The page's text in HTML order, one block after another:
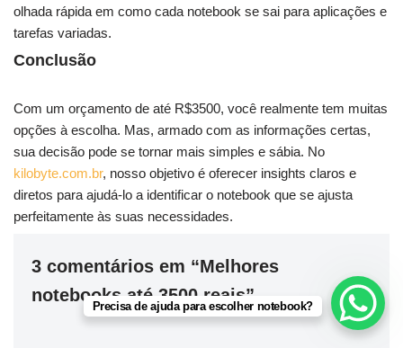
olhada rápida em como cada notebook se sai para aplicações e
tarefas variadas.
Conclusão
Com um orçamento de até R$3500, você realmente tem muitas
opções à escolha. Mas, armado com as informações certas,
sua decisão pode se tornar mais simples e sábia. No
kilobyte.com.br, nosso objetivo é oferecer insights claros e
diretos para ajudá-lo a identificar o notebook que se ajusta
perfeitamente às suas necessidades.
3 comentários em “Melhores
notebooks até 3500 reais”
Precisa de ajuda para escolher notebook?